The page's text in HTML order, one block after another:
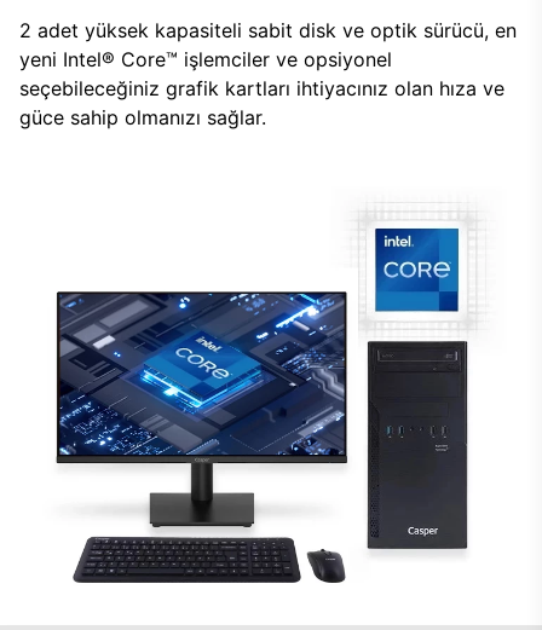
2 adet yüksek kapasiteli sabit disk ve optik sürücü, en
yeni Intel® Core™ işlemciler ve opsiyonel
seçebileceğiniz grafik kartları ihtiyacınız olan hıza ve
güce sahip olmanızı sağlar.